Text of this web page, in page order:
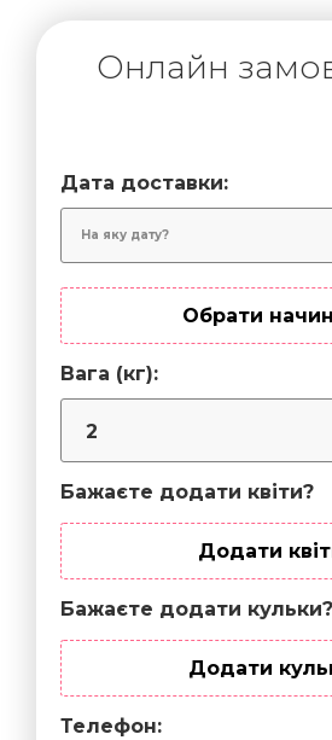
Онлайн
Дата доставки:
Обрати
Вага (кг):
Бажаєте додати квіти?
Додати
Бажаєте додати кульки?
Додати
Телефон: